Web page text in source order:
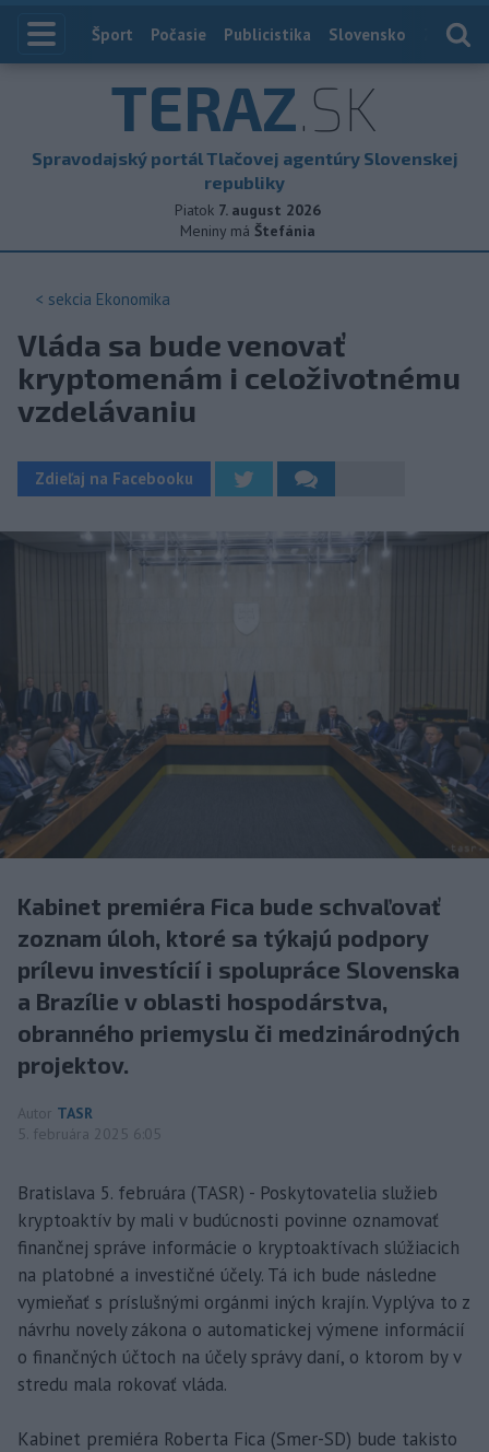
Index
Šport Počasie Publicistika Slovensko
TERAZ.SK
Spravodajský portál Tlačovej agentúry Slovenskej
republiky
Piatok 7. august 2026
Meniny má Štefánia
< sekcia Ekonomika
Vláda sa bude venovať
kryptomenám i celoživotnému
vzdelávaniu
Zdieľaj na Facebooku
Kabinet premiéra Fica bude schvaľovať
zoznam úloh, ktoré sa týkajú podpory
prílevu investícií i spolupráce Slovenska
a Brazílie v oblasti hospodárstva,
obranného priemyslu či medzinárodných
projektov.
Autor TASR
5. februára 2025 6:05
Bratislava 5. februára (TASR) - Poskytovatelia služieb
kryptoaktív by mali v budúcnosti povinne oznamovať
finančnej správe informácie o kryptoaktívach slúžiacich
na platobné a investičné účely. Tá ich bude následne
vymieňať s príslušnými orgánmi iných krajín. Vyplýva to z
návrhu novely zákona o automatickej výmene informácií
o finančných účtoch na účely správy daní, o ktorom by v
stredu mala rokovať vláda.
Kabinet premiéra Roberta Fica (Smer-SD) bude takisto